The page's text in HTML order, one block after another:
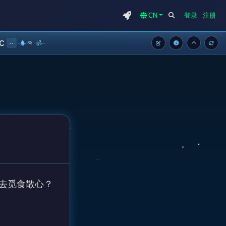
CN 登录 注册
-- · --% · --
觅食散心？